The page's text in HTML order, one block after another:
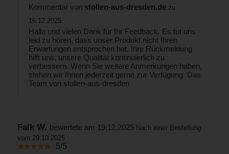
Kommentar von stollen-aus-dresden.de zu
16.12.2025
Hallo und vielen Dank für Ihr Feedback. Es tut uns
leid zu hören, dass unser Produkt nicht Ihren
Erwartungen entsprochen hat. Ihre Rückmeldung
hilft uns, unsere Qualität kontinuierlich zu
verbessern. Wenn Sie weitere Anmerkungen haben,
stehen wir Ihnen jederzeit gerne zur Verfügung. Das
Team von stollen-aus-dresden
Falk W. bewertete am 19.12.2025 Nach einer Bestellung
vom 29.10.2025
5/5